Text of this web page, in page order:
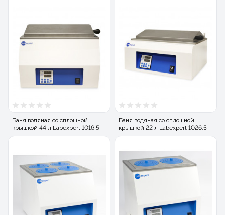
Баня водяная со сплошной
крышкой 44 л Labexpert 1016.5
Баня водяная со сплошной
крышкой 22 л Labexpert 1026.5